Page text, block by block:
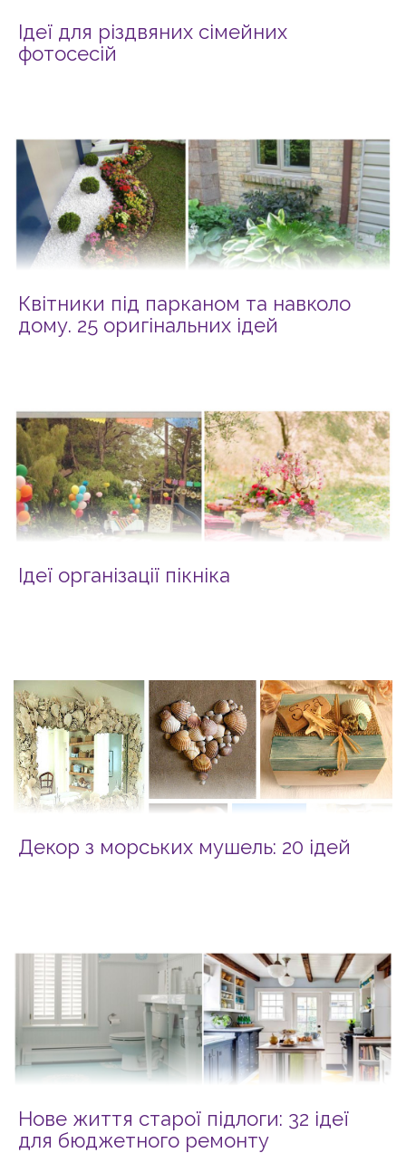
Ідеї для різдвяних сімейних
фотосесій
Квітники під парканом та навколо
дому. 25 оригінальних ідей
Ідеї організації пікніка
Декор з морських мушель: 20 ідей
Нове життя старої підлоги: 32 ідеї
для бюджетного ремонту